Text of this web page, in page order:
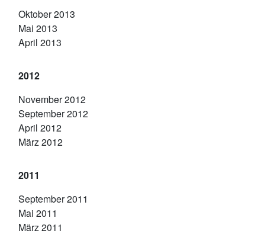
Oktober 2013
Mai 2013
April 2013
2012
November 2012
September 2012
April 2012
März 2012
2011
September 2011
Mai 2011
März 2011